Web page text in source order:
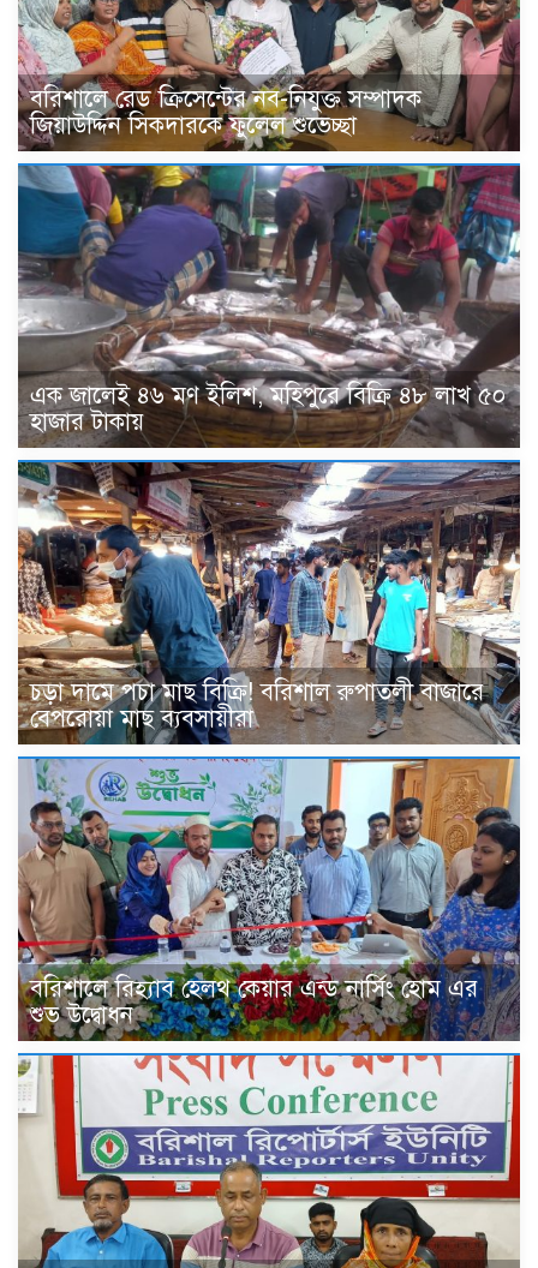
বরিশালে রেড ক্রিসেন্টের নব-নিযুক্ত সম্পাদক
জিয়াউদ্দিন সিকদারকে ফুলেল শুভেচ্ছা
এক জালেই ৪৬ মণ ইলিশ, মহিপুরে বিক্রি ৪৮ লাখ ৫০
হাজার টাকায়
চড়া দামে পচা মাছ বিক্রি! বরিশাল রুপাতলী বাজারে
বেপরোয়া মাছ ব্যবসায়ীরা
বরিশালে রিহ্যাব হেলথ কেয়ার এন্ড নার্সিং হোম এর
শুভ উদ্বোধন